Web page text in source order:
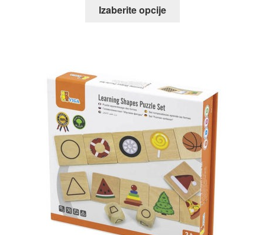
Izaberite opcije
mogu
izabrane
na
stranici
proizvoda.